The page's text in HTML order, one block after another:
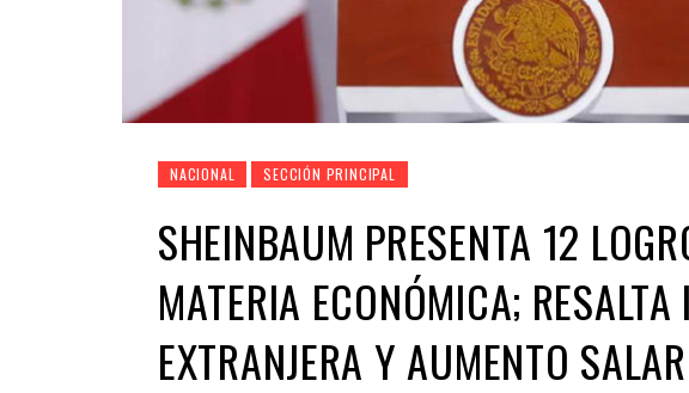
NACIONAL SECCIÓN PRINCIPAL
SHEINBAUM PRESENTA 12
MATERIA ECONÓMICA; RESALTA
EXTRANJERA Y AUMENTO